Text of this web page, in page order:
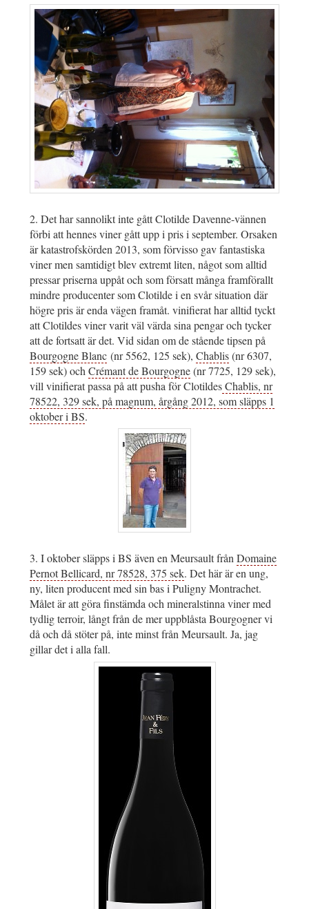
2. Det har sannolikt inte gått Clotilde Davenne-vännen
förbi att hennes viner gått upp i pris i september. Orsaken
är katastrofskörden 2013, som förvisso gav fantastiska
viner men samtidigt blev extremt liten, något som alltid
pressar priserna uppåt och som försatt många framförallt
mindre producenter som Clotilde i en svår situation där
högre pris är enda vägen framåt. vinifierat har alltid tyckt
att Clotildes viner varit väl värda sina pengar och tycker
att de fortsatt är det. Vid sidan om de stående tipsen på
Bourgogne Blanc (nr 5562, 125 sek), Chablis(nr 6307,
159 sek) och Crémant de Bourgogne(nr 7725, 129 sek),
vill vinifierat passa på att pusha för ClotildesChablis, nr
78522, 329 sek, på magnum, årgång 2012, som släpps 1
oktober i BS.
3. I oktober släpps i BS även en Meursault frånDomaine
Pernot Bellicard, nr 78528, 375 sek. Det här är en ung,
ny, liten producent med sin bas i Puligny Montrachet.
Målet är att göra finstämda och mineralstinna viner med
tydlig terroir, långt från de mer uppblåsta Bourgogner vi
då och då stöter på, inte minst från Meursault. Ja, jag
gillar det i alla fall.